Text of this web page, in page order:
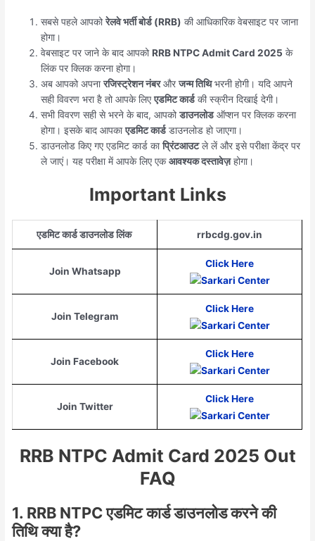
सबसे पहले आपकोरेलवे भर्ती बोर्ड (RRB) की आधिकारिक वेबसाइट पर जाना
होगा।
वेबसाइट पर जाने के बाद आपकोRRB NTPC Admit Card 2025 के
लिंक पर क्लिक करना होगा।
अब आपको अपनारजिस्ट्रेशन नंबरऔरजन्म तिथिभरनी होगी। यदि आपने
सही विवरण भरा है तो आपके लिएएडमिट कार्डकी स्क्रीन दिखाई देगी।
सभी विवरण सही से भरने के बाद, आपकोडाउनलोडऑप्शन पर क्लिक करना
होगा। इसके बाद आपकाएडमिट कार्डडाउनलोड हो जाएगा।
डाउनलोड किए गए एडमिट कार्ड काप्रिंटआउटले लें और इसे परीक्षा केंद्र पर
ले जाएं। यह परीक्षा में आपके लिए एकआवश्यक दस्तावेज़होगा।
Important Links
एडमिट कार्ड डाउनलोड लिंक rrbcdg.gov.in
Join Whatsapp
Click Here
Join Telegram
Click Here
Join Facebook
Click Here
Join Twitter
Click Here
RRB NTPC Admit Card 2025 Out
FAQ
1. RRB NTPC एडमिट कार्ड डाउनलोड करने की
तिथि क्या है?